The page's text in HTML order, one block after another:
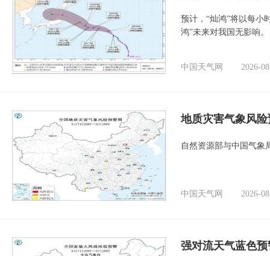
预计，“灿鸿”将以每小
鸿”未来对我国无影响。
中国天气网 2026-
地质灾害气象风
自然资源部与中国气象
中国天气网 2026-
强对流天气蓝色